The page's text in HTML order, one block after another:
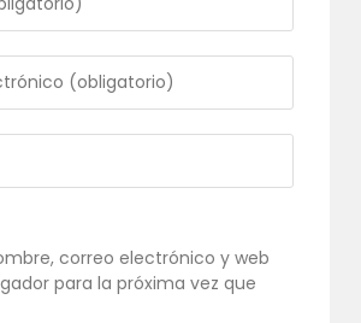
correo electrónico y web
para la próxima vez que